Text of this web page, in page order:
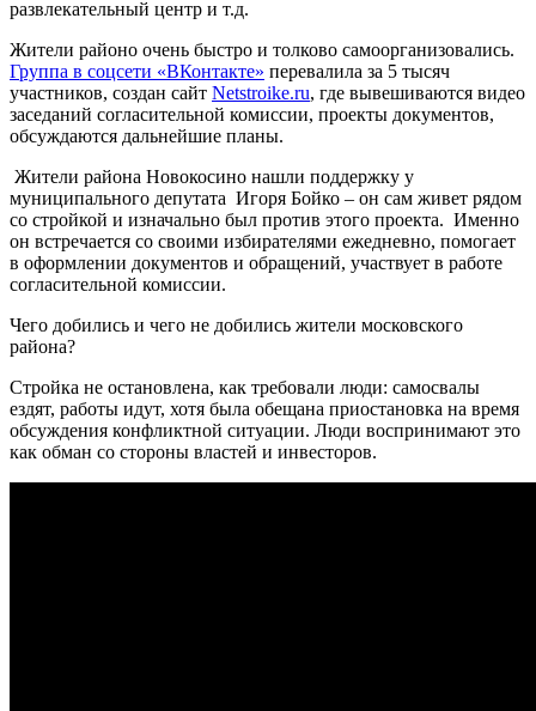
развлекательный центр и т.д.
Жители районо очень быстро и толково самоорганизовались.
Группа в соцсети «ВКонтакте» перевалила за 5 тысяч
участников, создан сайт Netstroike.ru, где вывешиваются видео
заседаний согласительной комиссии, проекты документов,
обсуждаются дальнейшие планы.
Жители района Новокосино нашли поддержку у
муниципального депутата Игоря Бойко – он сам живет рядом
со стройкой и изначально был против этого проекта. Именно
он встречается со своими избирателями ежедневно, помогает
в оформлении документов и обращений, участвует в работе
согласительной комиссии.
Чего добились и чего не добились жители московского
района?
Стройка не остановлена, как требовали люди: самосвалы
ездят, работы идут, хотя была обещана приостановка на время
обсуждения конфликтной ситуации. Люди воспринимают это
как обман со стороны властей и инвесторов.